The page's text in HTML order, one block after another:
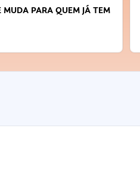
MUDA PARA QUEM JÁ TEM